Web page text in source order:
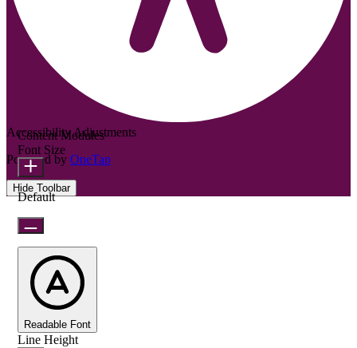
Accessibility Adjustments
Powered by OneTap
Hide Toolbar
Content Modules
Font Size
Default
Readable Font
Line Height